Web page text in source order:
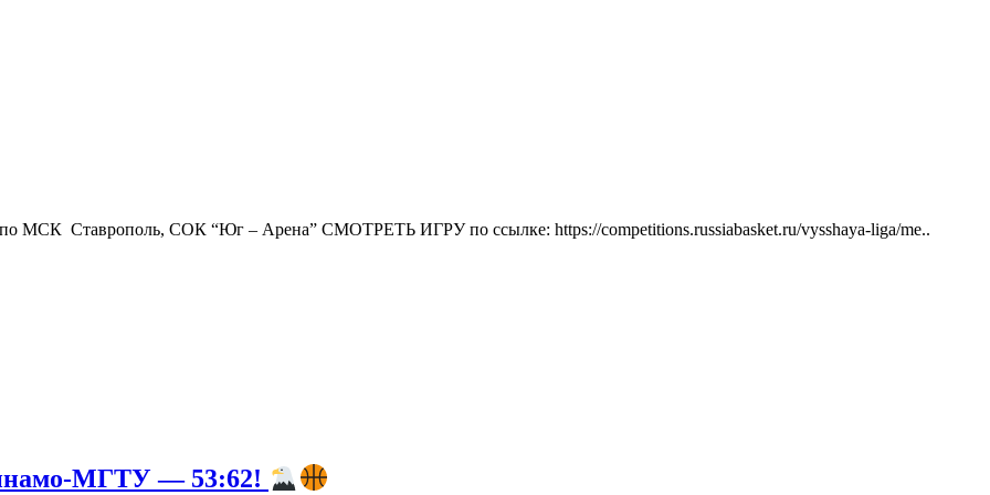
МСК Ставрополь, СОК “Юг – Арена” СМОТРЕТЬ ИГРУ по ссылке: https://competitions.russiabasket.ru/vysshaya-liga/me..
МГТУ — 53:62!